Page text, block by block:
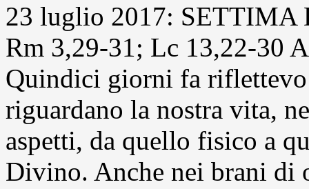
23 luglio 2017: SETTIMA
Rm 3,29-31; Lc 13,22-30
Quindici giorni fa
riguardano la nostra vita,
aspetti, da quello fisico a
Divino. Anche nei brani di